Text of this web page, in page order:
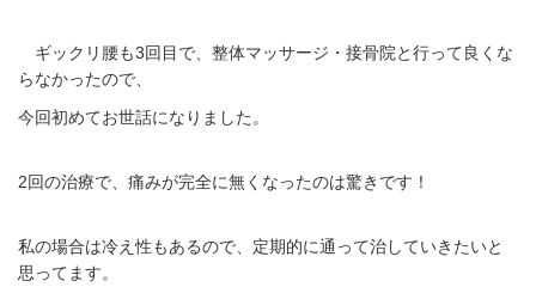
ギックリ腰も3回目で、整体マッサージ・接骨院と行って良くな
らなかったので、
今回初めてお世話になりました。
2回の治療で、痛みが完全に無くなったのは驚きです！
私の場合は冷え性もあるので、定期的に通って治していきたいと
思ってます。